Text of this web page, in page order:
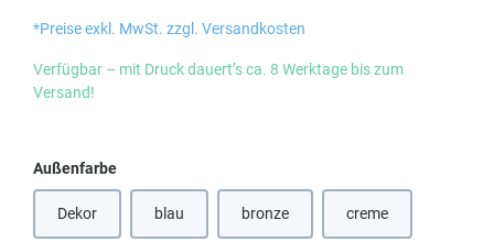
*Preise exkl. MwSt. zzgl. Versandkosten
Verfügbar – mit Druck dauert’s ca. 8 Werktage bis zum
Versand!
Außenfarbeauswählen
Dekor blau(Diese Option ist zurzeit nicht verfügbar.)
bronze(Diese Option ist zurzeit nicht
creme(Diese Option ist